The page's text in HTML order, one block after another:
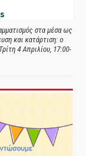
στα μέσα ως
και κατάρτιση: ο
4 Απριλίου, 17:00-